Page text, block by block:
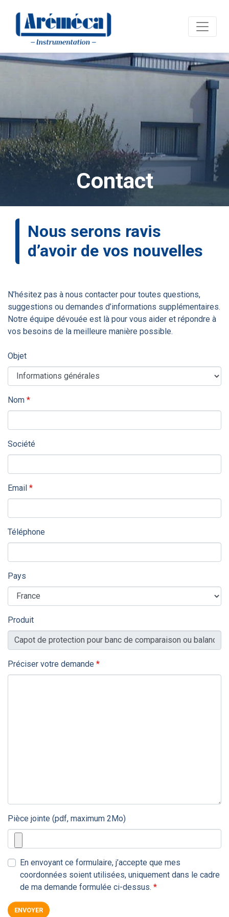
Contact
Nous serons ravis
d’avoir de vos nouvelles
N’hésitez pas à nous contacter pour toutes questions,
suggestions ou demandes d’informations supplémentaires.
Notre équipe dévouée est là pour vous aider et répondre à
vos besoins de la meilleure manière possible.
Objet
Nom *Champs requis
Société
Email *Champs requis
Téléphone
Pays
Produit
Préciser votre demande *Champs requis
Pièce jointe (pdf, maximum 2Mo)
En envoyant ce formulaire, j’accepte que mes
coordonnées soient utilisées, uniquement dans le cadre
de ma demande formulée ci-dessus. *Champs requis
ENVOYER